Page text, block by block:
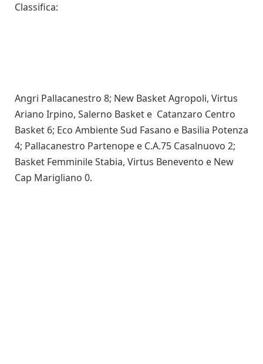
Classifica:
Angri Pallacanestro 8; New Basket Agropoli, Virtus
Ariano Irpino, Salerno Basket e Catanzaro Centro
Basket 6; Eco Ambiente Sud Fasano e Basilia Potenza
4; Pallacanestro Partenope e C.A.75 Casalnuovo 2;
Basket Femminile Stabia, Virtus Benevento e New
Cap Marigliano 0.